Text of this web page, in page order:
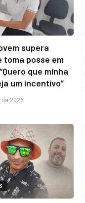
supera
toma posse em
que minha
um incentivo”
2026